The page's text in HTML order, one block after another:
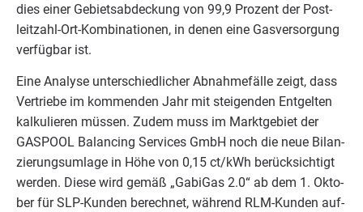
dies einer Gebiets­ab­de­ckung von 99,9 Pro­zent der Post­
leit­zahl-Ort-Kom­bi­na­tio­nen, in denen eine Gas­ver­sor­gung
ver­füg­bar ist.
Eine Ana­ly­se unter­schied­li­cher Abnah­me­fäl­le zeigt, dass
Ver­trie­be im kom­men­den Jahr mit stei­gen­den Ent­gel­ten
kal­ku­lie­ren müs­sen. Zudem muss im Markt­ge­biet der
GAS­POOL Balan­cing Ser­vices GmbH noch die neue Bilan­
zie­rungs­um­la­ge in Höhe von 0,15 ct/​kWh berück­sich­tigt
wer­den. Die­se wird gemäß „Gabi­Gas 2.0“ ab dem 1 . Okto­
ber für SLP-Kun­den berech­net, wäh­rend RLM-Kun­den auf­